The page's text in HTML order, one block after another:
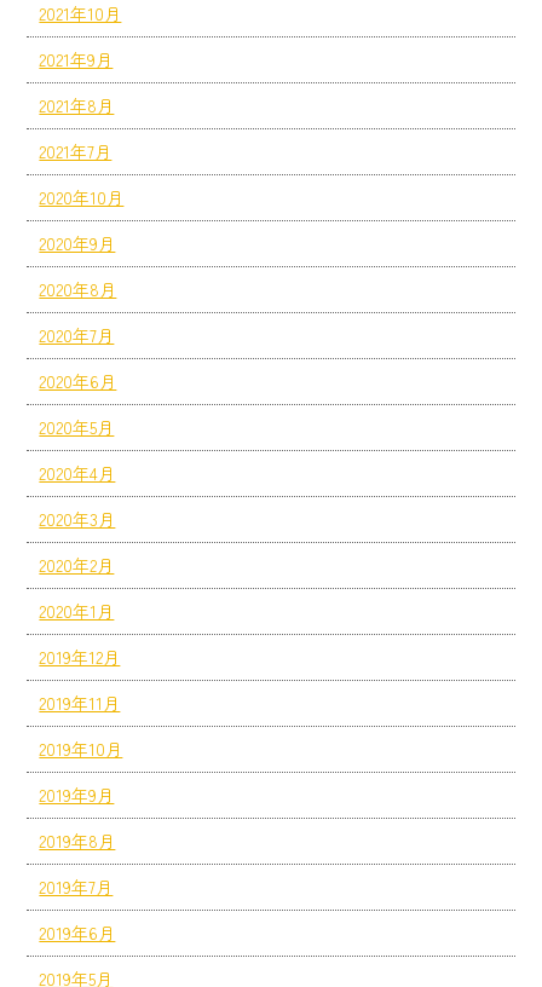
2021年10月
2021年9月
2021年8月
2021年7月
2020年10月
2020年9月
2020年8月
2020年7月
2020年6月
2020年5月
2020年4月
2020年3月
2020年2月
2020年1月
2019年12月
2019年11月
2019年10月
2019年9月
2019年8月
2019年7月
2019年6月
2019年5月